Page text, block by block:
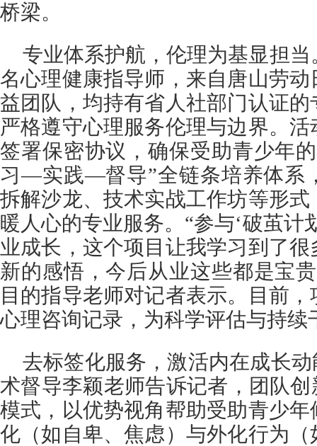
桥梁。
专业体系护航，伦理为基显担
名心理健康指导师，来自唐山劳
益团队，均持有省人社部门认证
严格遵守心理服务伦理与边界。
签署保密协议，确保受助青少年
习—实践—督导”全链条培养体系
拆解沙龙、技术实战工作坊等形
暖人心的专业服务。“参与‘破茧计
业成长，这个项目让我学习到了
新的感悟，今后从业这些都是宝
目的指导老师对记者表示。目前
心理咨询记录，为科学评估与持续
去标签化服务，激活内在成长
术督导李颖老师告诉记者，团队
模式，以优势视角帮助受助青少
化（如自卑、焦虑）与外化行为